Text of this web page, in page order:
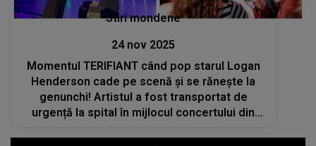
Stiri mondene
24 nov 2025
Momentul TERIFIANT când pop starul Logan
Henderson cade pe scenă și se rănește la
genunchi! Artistul a fost transportat de
urgență la spital în mijlocul concertului din